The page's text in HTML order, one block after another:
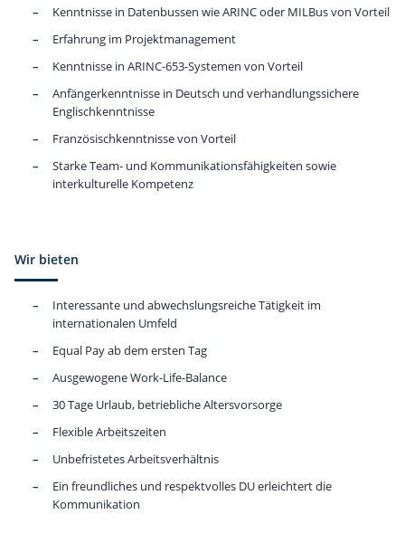
Kenntnisse in Datenbussen wie ARINC oder MILBus von Vorteil
Erfahrung im Projektmanagement
Kenntnisse in ARINC-653-Systemen von Vorteil
Anfängerkenntnisse in Deutsch und verhandlungssichere
Englischkenntnisse
Französischkenntnisse von Vorteil
Starke Team- und Kommunikationsfähigkeiten sowie
interkulturelle Kompetenz
Wir bieten
Interessante und abwechslungsreiche Tätigkeit im
internationalen Umfeld
Equal Pay ab dem ersten Tag
Ausgewogene Work-Life-Balance
30 Tage Urlaub, betriebliche Altersvorsorge
Flexible Arbeitszeiten
Unbefristetes Arbeitsverhältnis
Ein freundliches und respektvolles DU erleichtert die
Kommunikation